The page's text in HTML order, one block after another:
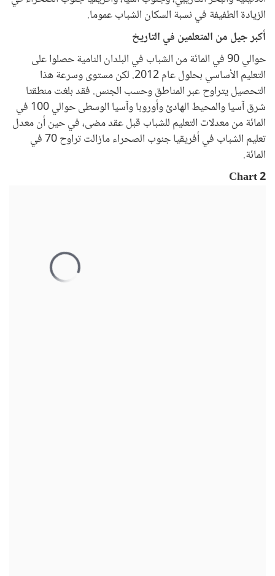
الزيادة الطفيفة في نسبة السكان الشباب عموما.
أكبر جيل من المتعلمين في التاريخ
حوالي 90 في المائة من الشباب في البلدان النامية حصلوا على
التعليم الأساسي بحلول عام 2012. لكن مستوى وسرعة هذا
التحصيل يتراوح عبر المناطق وحسب الجنس. فقد بلغت منطقتا
شرق آسيا والمحيط الهادئ وأوروبا وآسيا الوسطى حوالي 100 في
المائة من معدلات التعليم للشباب قبل عقد مضى، في حين أن معدل
تعليم الشباب في أفريقيا جنوب الصحراء مازالت تراوح 70 في
المائة.
Chart 2